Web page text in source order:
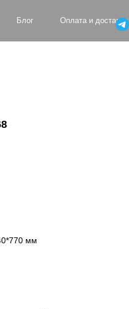
Монтаж
Оплата и доставка
мм